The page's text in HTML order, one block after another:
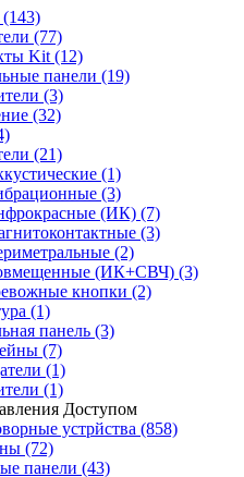
(143)
(77)
Kit (12)
панели (19)
(3)
(32)
(21)
(1)
(3)
(ИК) (7)
(3)
(2)
(ИК+СВЧ) (3)
кнопки (2)
(1)
панель (3)
(7)
(1)
(1)
Доступом
устрйства (858)
(72)
панели (43)